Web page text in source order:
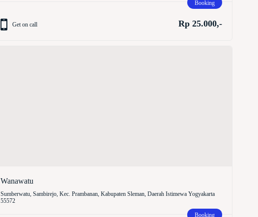
Booking
Get on call Rp 25.000,-
Wanawatu
Sumberwatu, Sambirejo, Kec. Prambanan, Kabupaten Sleman, Daerah Istimewa Yogyakarta
55572
Booking